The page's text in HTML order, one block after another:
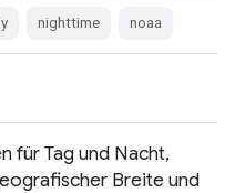
nighttime noaa
für Tag und Nacht,
Breite und